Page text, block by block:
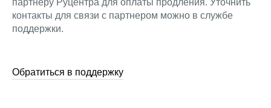
партнеру Руцентра для оплаты продления. Уточнить
контакты для связи с партнером можно в службе
поддержки.
Обратиться в поддержку